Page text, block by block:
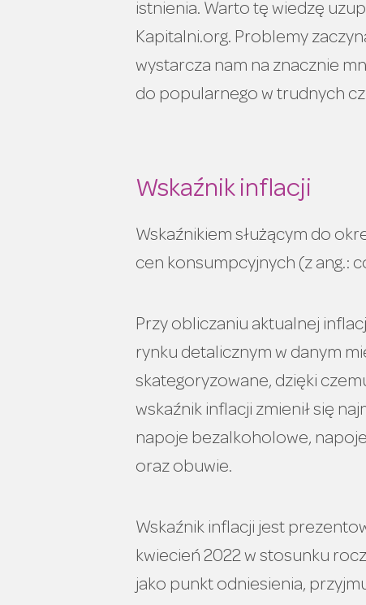
istnienia. Warto tę wiedzę
Kapitalni.org. Problemy
wystarcza nam na znacznie
do popularnego w trudnych
Wskaźnik inflacji
Wskaźnikiem służącym do
cen konsumpcyjnych (z ang.:
Przy obliczaniu aktualnej
rynku detalicznym w danym
skategoryzowane, dzięki
wskaźnik inflacji zmienił się
napoje bezalkoholowe,
oraz obuwie.
Wskaźnik inflacji jest
kwiecień 2022 w stosunku
jako punkt odniesienia,